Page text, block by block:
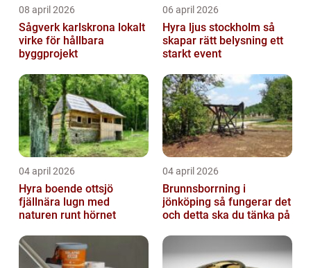
08 april 2026
Sågverk karlskrona lokalt
virke för hållbara
byggprojekt
06 april 2026
Hyra ljus stockholm så
skapar rätt belysning ett
starkt event
04 april 2026
Hyra boende ottsjö
fjällnära lugn med
naturen runt hörnet
04 april 2026
Brunnsborrning i
jönköping så fungerar det
och detta ska du tänka på